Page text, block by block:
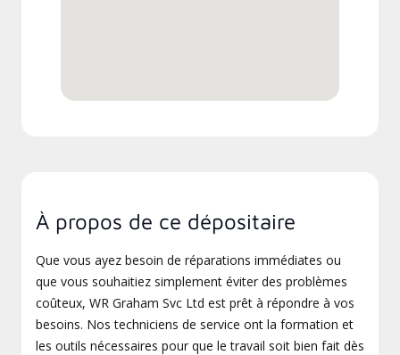
À propos de ce dépositaire
Que vous ayez besoin de réparations immédiates ou
que vous souhaitiez simplement éviter des problèmes
coûteux, WR Graham Svc Ltd est prêt à répondre à vos
besoins. Nos techniciens de service ont la formation et
les outils nécessaires pour que le travail soit bien fait dès